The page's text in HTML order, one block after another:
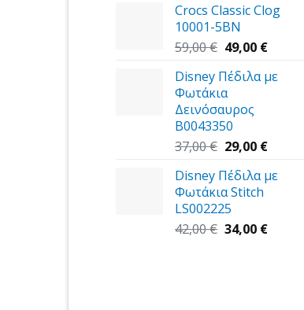
was:
45,00 €.
τιμή
39,00 €.
Crocs Classic Clog
10001-5BN
59,00€ Original
was:
59,00 €.
49,00 €Η
τιμή
Disney Πέδιλα με
Φωτάκια
Δεινόσαυρος
B0043350
37,00€ Original
was:
37,00 €.
29,00 €Η
τιμή
Disney Πέδιλα με
Φωτάκια Stitch
LS002225
42,00€ Original
34,00 €Η